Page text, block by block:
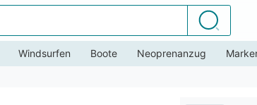
Suchen
Windsurfen Boote Neoprenanzug